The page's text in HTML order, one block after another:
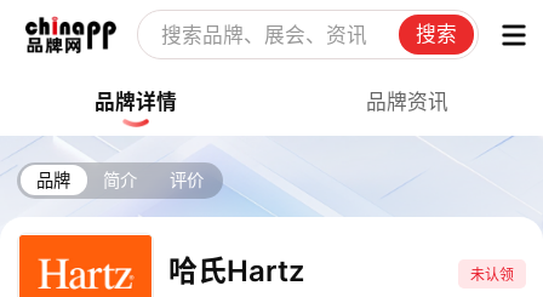
搜索
品牌详情 品牌资讯
品牌 简介 评价
哈氏Hartz 未认领